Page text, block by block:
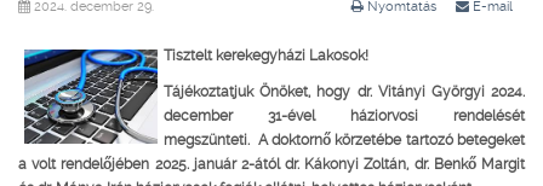
Nyomtatás E-mail
2024. december 29.
Tisztelt kerekegyházi Lakosok!
Tájékoztatjuk Önöket, hogy dr. Vitányi Györgyi 2024.
december 31-ével háziorvosi rendelését
megszünteti. A doktornő körzetébe tartozó betegeket
a volt rendelőjében 2025. január 2-ától dr. Kákonyi Zoltán, dr. Benkő Margit